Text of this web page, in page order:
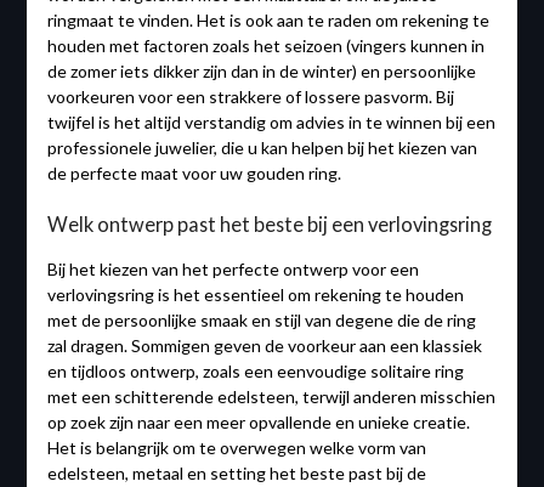
ringmaat te vinden. Het is ook aan te raden om rekening te
houden met factoren zoals het seizoen (vingers kunnen in
de zomer iets dikker zijn dan in de winter) en persoonlijke
voorkeuren voor een strakkere of lossere pasvorm. Bij
twijfel is het altijd verstandig om advies in te winnen bij een
professionele juwelier, die u kan helpen bij het kiezen van
de perfecte maat voor uw gouden ring.
Welk ontwerp past het beste bij een verlovingsring
Bij het kiezen van het perfecte ontwerp voor een
verlovingsring is het essentieel om rekening te houden
met de persoonlijke smaak en stijl van degene die de ring
zal dragen. Sommigen geven de voorkeur aan een klassiek
en tijdloos ontwerp, zoals een eenvoudige solitaire ring
met een schitterende edelsteen, terwijl anderen misschien
op zoek zijn naar een meer opvallende en unieke creatie.
Het is belangrijk om te overwegen welke vorm van
edelsteen, metaal en setting het beste past bij de